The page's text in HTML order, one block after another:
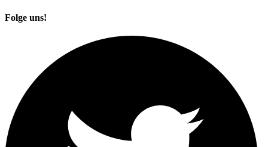
Folge uns!